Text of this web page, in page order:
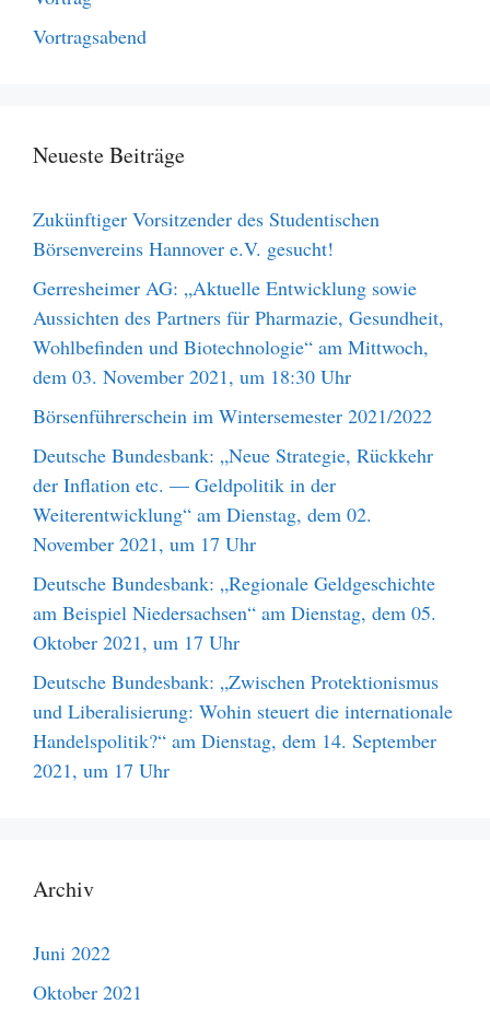
Vortragsabend
Neueste Beiträge
Zukünftiger Vorsitzender des Studentischen
Börsenvereins Hannover e.V. gesucht!
Gerresheimer AG: „Aktuelle Entwicklung sowie
Aussichten des Partners für Pharmazie, Gesundheit,
Wohlbefinden und Biotechnologie“ am Mittwoch,
dem 03. November 2021, um 18:30 Uhr
Börsenführerschein im Wintersemester 2021/2022
Deutsche Bundesbank: „Neue Strategie, Rückkehr
der Inflation etc. — Geldpolitik in der
Weiterentwicklung“ am Dienstag, dem 02.
November 2021, um 17 Uhr
Deutsche Bundesbank: „Regionale Geldgeschichte
am Beispiel Niedersachsen“ am Dienstag, dem 05.
Oktober 2021, um 17 Uhr
Deutsche Bundesbank: „Zwischen Protektionismus
und Liberalisierung: Wohin steuert die internationale
Handelspolitik?“ am Dienstag, dem 14. September
2021, um 17 Uhr
Archiv
Juni 2022
Oktober 2021